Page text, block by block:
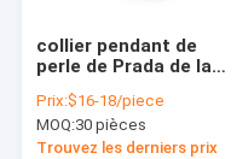
collier pendant de
perle de Prada de la
925 argentée avec
Ruby Pendant
Prix:$16-18/piece
MOQ:30 pièces
Trouvez les derniers prix